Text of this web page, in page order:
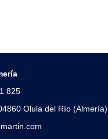
825
Olula del Río (Almería)